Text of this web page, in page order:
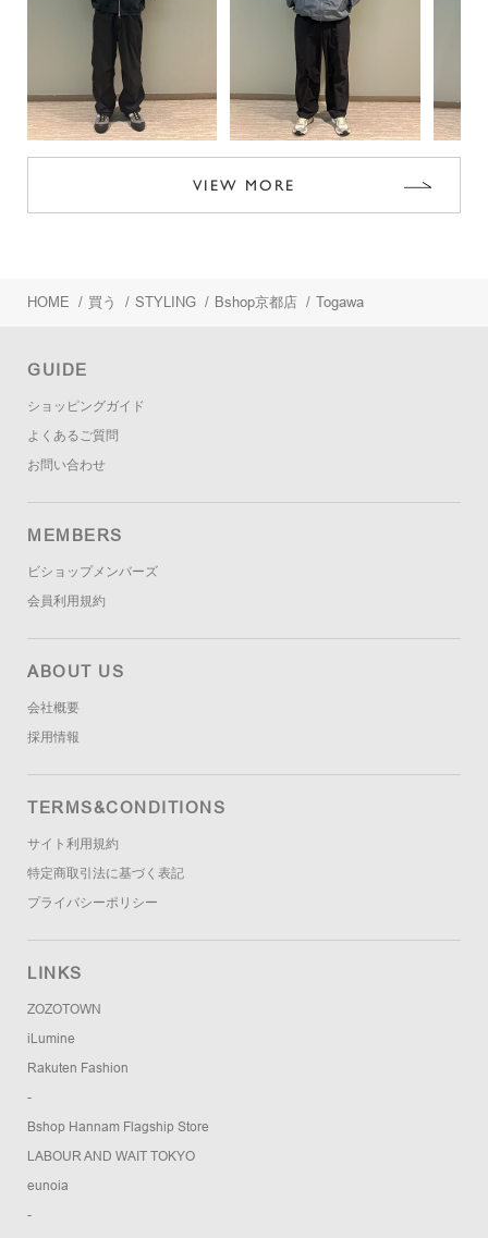
VIEW MORE
HOME / 買う / STYLING / Bshop京都店 / Togawa
GUIDE
ショッピングガイド
よくあるご質問
お問い合わせ
MEMBERS
ビショップメンバーズ
会員利用規約
ABOUT US
会社概要
採用情報
TERMS&CONDITIONS
サイト利用規約
特定商取引法に基づく表記
プライバシーポリシー
LINKS
ZOZOTOWN
iLumine
Rakuten Fashion
-
Bshop Hannam Flagship Store
LABOUR AND WAIT TOKYO
eunoia
-